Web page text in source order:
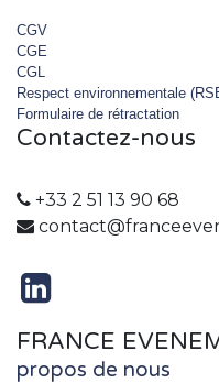
CGV
CGE
CGL
Respect environnementale
Formulaire de rétractation
Contactez-nous
+33 2 51 13 90 68
FRANCE
propos de nous